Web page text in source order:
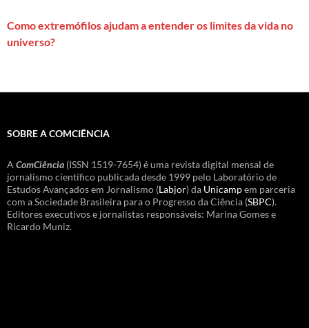
Como extremófilos ajudam a entender os limites da vida no
universo?
SOBRE A COMCIÊNCIA
A ComCiência (ISSN 1519-7654) é uma revista digital mensal de
jornalismo científico publicada desde 1999 pelo Laboratório de
Estudos Avançados em Jornalismo (Labjor) da Unicampem parceria
com a Sociedade Brasileira para o Progresso da Ciência (SBPC).
Editores executivos e jornalistas responsáveis: Marina Gomes e
Ricardo Muniz.